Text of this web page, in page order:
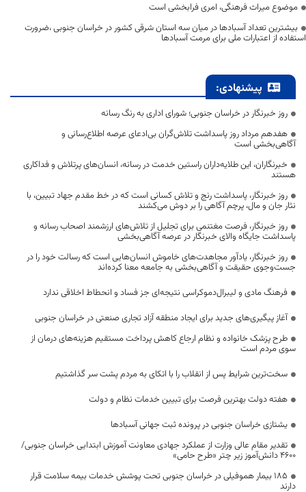
موضوع میراث فرهنگی، امری فرابخشی است
بیشترین تعداد آسبادها در میان سه استان شرقی کشور در خراسان جنوبی ،ضرورت
استفاده از اعتبارات ملی برای مرمت آسبادها
پیشنهادی:
روز خبرنگار در خراسان جنوبی؛ شورای اداری به رنگ رسانه
هفدهم مرداد روز پاسداشت تلاش‌گران بی‌ادعای عرصه اطلاع‌رسانی و
آگاهی‌بخشی است
خبرنگاران، این طلایه‌داران راستین خدمت در رسانه، انسان‌های پرتلاش و فداکاری
هستند
روز خبرنگار، پاسداشت رنج و تلاش کسانی است که در خط مقدم جهاد تبیین، با
نثار جان و مال، پرچم آگاهی را بر دوش می‌کشند
روز خبرنگار، فرصت مغتنمی برای تجلیل از تلاش‌های ارزشمند اصحاب رسانه و
پاسداشت جایگاه والای خبرنگار در عرصه آگاهی‌بخشی
روز خبرنگار، یادآور مجاهدت‌های خاموش انسان‌هایی است که رسالت خود را در
جست‌وجوی حقیقت و آگاهی‌بخشی به جامعه معنا کرده‌اند
فرهنگ مادی و لیبرال‌دموکراسی نتیجه‌ای جز فساد و انحطاط اخلاقی ندارد
آغاز پیگیری‌های جدید برای ایجاد منطقه آزاد تجاری صنعتی در خراسان جنوبی
طرح پزشک خانواده و نظام ارجاع کاهش پرداخت مستقیم هزینه‌های درمان از
سوی مردم است
سخت‌ترین شرایط پس از انقلاب را با اتکای به مردم پشت سر گذاشتیم
هفته دولت بهترین فرصت برای تبیین خدمات نظام و دولت
یشتازی خراسان جنوبی در پرونده ثبت جهانی آسبادها
تقدیر مقام عالی وزارت از عملکرد جهادی معاونت آموزش ابتدایی خراسان جنوبی/
۴۶۰۰ دانش‌آموز زیر چتر «طرح حامی»
۱۸۵ بیمار هموفیلی در خراسان جنوبی تحت پوشش خدمات بیمه سلامت قرار
دارند